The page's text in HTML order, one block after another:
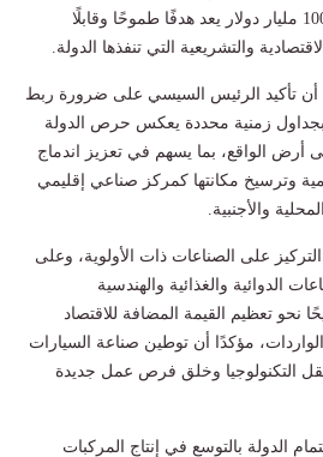
بالصادرات غير البترولية إلى 100 مليار دولار يعد هدفًا طموحًا وقابلًا
والتشريعية التي تنفذها الدولة.
أن تأكيد الرئيس السيسي على ضرورة ربط
بجداول زمنية محددة يعكس حرص الدولة
أرض الواقع، بما يسهم في تعزيز اندماج
وترسيخ مكانتها كمركز صناعي إقليمي
والأجنبية.
على الصناعات ذات الأولوية، وعلى
الدوائية والغذائية والهندسية
نحو تعظيم القيمة المضافة للاقتصاد
مؤكدًا أن توطين صناعة السيارات
التكنولوجيا وخلق فرص عمل جديدة
الدولة بالتوسع في إنتاج المركبات